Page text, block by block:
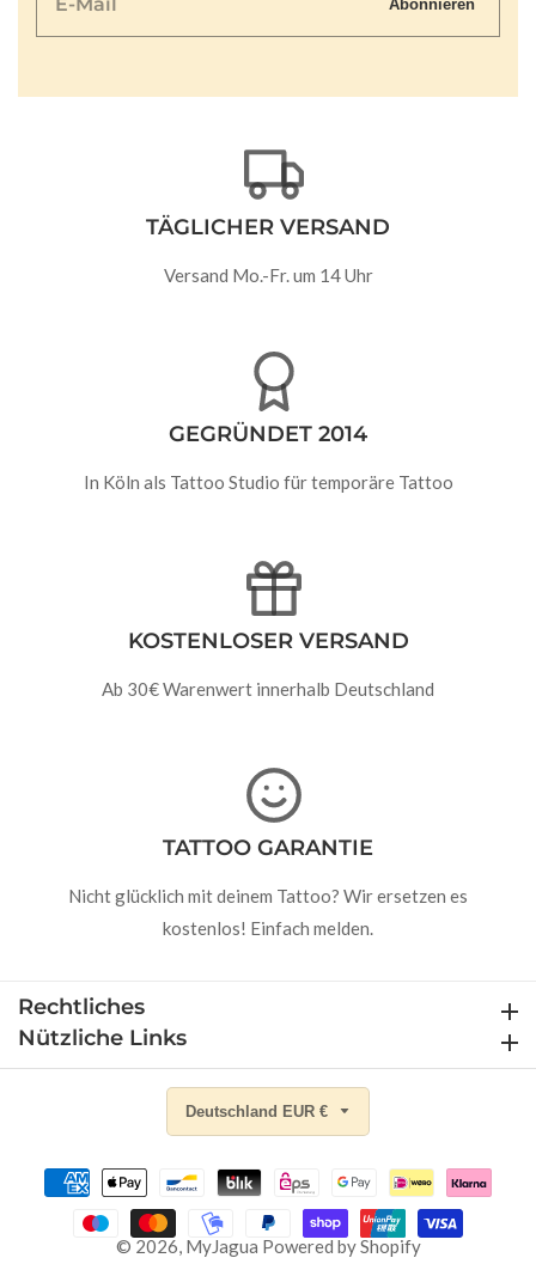
Abonnieren
TÄGLICHER VERSAND
Versand Mo.-Fr. um 14 Uhr
GEGRÜNDET 2014
In Köln als Tattoo Studio für temporäre Tattoo
KOSTENLOSER VERSAND
Ab 30€ Warenwert innerhalb Deutschland
TATTOO GARANTIE
Nicht glücklich mit deinem Tattoo? Wir ersetzen es
kostenlos! Einfach melden.
Rechtliches
Nützliche Links
© 2026, MyJagua Powered by Shopify
Deutschland EUR €